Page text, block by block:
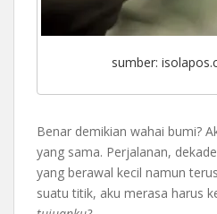
sumber:
Benar demikian wahai bumi?
yang sama. Perjalanan,
yang berawal kecil namun
suatu titik, aku merasa harus